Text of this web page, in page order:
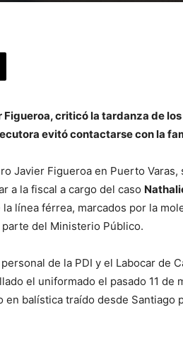
criticó la tardanza de
evitó contactarse con la
Javier Figueroa en Puerto Varas,
a la fiscal a cargo del caso
línea férrea, marcados por la
del Ministerio Público.
de la PDI y el Labocar de
el uniformado el pasado 11 de
balística traído desde Santiago